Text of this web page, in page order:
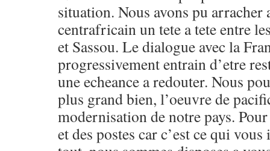
situation. Nous avons pu arracher
centrafricain un tete a tete entre
et Sassou. Le dialogue avec la
progressivement entrain d’etre
une echeance a redouter. Nous
plus grand bien, l’oeuvre de
modernisation de notre pays.
et des postes car c’est ce qui